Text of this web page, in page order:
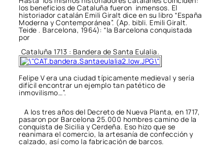
los beneficios de Cataluña fueron inmensos. El
historiador catalán Emili Giralt dice en su libro “España
Moderna y Contemporánea”. (Ap. bibli. Emili Giralt.
Teide . Barcelona, 1964): “la Barcelona conquistada
por
Cataluña 1713 : Bandera de Santa Eulalia.
Felipe V era una ciudad típicamente medieval y sería
difícil encontrar un ejemplo tan patético de
inmovilismo…”.
A los tres años del Decreto de Nueva Planta, en 1717,
pasaron por Barcelona 25.000 hombres camino de la
conquista de Sicilia y Cerdeña. Eso hizo que se
reanimara el comercio, la artesanía de confección y
calzado, así como la fabricación de barcos.